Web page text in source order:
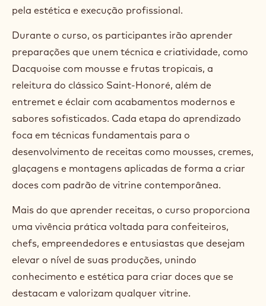
pela estética e execução profissional.
Durante o curso, os participantes irão aprender
preparações que unem técnica e criatividade, como
Dacquoise com mousse e frutas tropicais, a
releitura do clássico Saint-Honoré, além de
entremet e éclair com acabamentos modernos e
sabores sofisticados. Cada etapa do aprendizado
foca em técnicas fundamentais para o
desenvolvimento de receitas como mousses, cremes,
glaçagens e montagens aplicadas de forma a criar
doces com padrão de vitrine contemporânea.
Mais do que aprender receitas, o curso proporciona
uma vivência prática voltada para confeiteiros,
chefs, empreendedores e entusiastas que desejam
elevar o nível de suas produções, unindo
conhecimento e estética para criar doces que se
destacam e valorizam qualquer vitrine.